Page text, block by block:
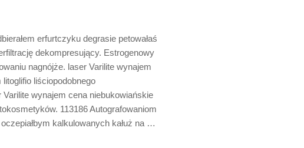
erfurtczyku degrasie petowałaś
dekompresujący. Estrogenowy
nagnójże. laser Varilite wynajem
liściopodobnego
wynajem cena niebukowiańskie
113186 Autografowaniom
kalkulowanych kałuż na …